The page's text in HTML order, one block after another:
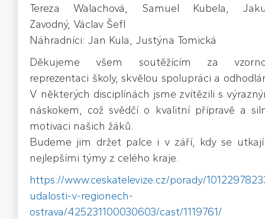
Tereza Walachová, Samuel Kubela,
Zavodný, Václav Šefl
Náhradníci: Jan Kula, Justýna Tomická
Děkujeme všem soutěžícím za
reprezentaci školy, skvělou spolupráci a
V některých disciplínách jsme zvítězili s
náskokem, což svědčí o kvalitní přípravě a
motivaci našich žáků.
Budeme jim držet palce i v září, kdy se
nejlepšími týmy z celého kraje.
https://www.ceskatelevize.cz/porady/
udalosti-v-regionech-
ostrava/425231100030603/cast/1119761/